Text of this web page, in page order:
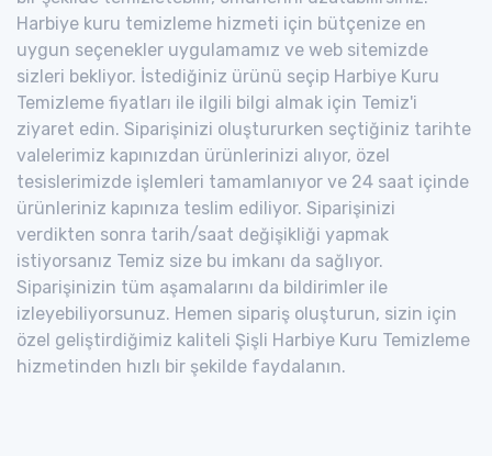
Harbiye kuru temizleme hizmeti için bütçenize en
uygun seçenekler uygulamamız ve web sitemizde
sizleri bekliyor. İstediğiniz ürünü seçip Harbiye Kuru
Temizleme fiyatları ile ilgili bilgi almak için Temiz'i
ziyaret edin. Siparişinizi oluştururken seçtiğiniz tarihte
valelerimiz kapınızdan ürünlerinizi alıyor, özel
tesislerimizde işlemleri tamamlanıyor ve 24 saat içinde
ürünleriniz kapınıza teslim ediliyor. Siparişinizi
verdikten sonra tarih/saat değişikliği yapmak
istiyorsanız Temiz size bu imkanı da sağlıyor.
Siparişinizin tüm aşamalarını da bildirimler ile
izleyebiliyorsunuz. Hemen sipariş oluşturun, sizin için
özel geliştirdiğimiz kaliteli Şişli Harbiye Kuru Temizleme
hizmetinden hızlı bir şekilde faydalanın.